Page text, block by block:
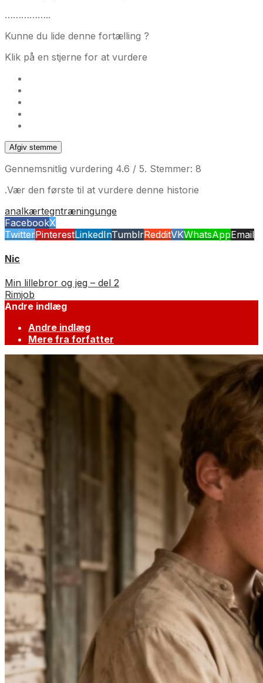
……………..
Kunne du lide denne fortælling ?
Klik på en stjerne for at vurdere
Afgiv stemme
Gennemsnitlig vurdering 4.6 / 5. Stemmer: 8
.Vær den første til at vurdere denne historie
analkærtegntræningunge
FacebookX
TwitterPinterestLinkedInTumblrRedditVKWhatsAppEmail
Nic
Min lillebror og jeg – del 2
Rimjob
Andre indlæg
Andre indlæg
Mere fra forfatter